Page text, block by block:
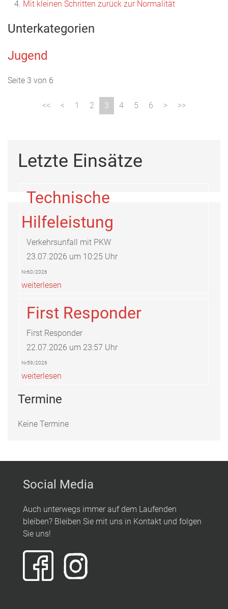
Mit kleinen Schritten zurück zur Normalität
Unterkategorien
Jugend
Seite 3 von 6
1 2 3 4 5 6
Letzte Einsätze
Technische
Hilfeleistung
Verkehrsunfall mit PKW
23.07.2026 um 10:25 Uhr
Nr.60/2026
weiterlesen
First Responder
First Responder
22.07.2026 um 23:57 Uhr
Nr.59/2026
weiterlesen
Termine
Keine Termine
Social Media
Auch unterwegs immer auf dem Laufenden
bleiben? Bleiben Sie mit uns in Kontakt und folgen
Sie uns!